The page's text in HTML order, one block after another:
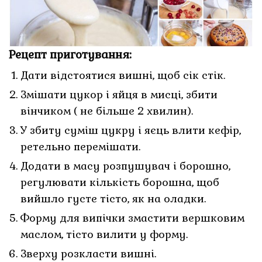
Рецепт приготування:
Дати відстоятися вишні, щоб сік стік.
Змішати цукор і яйця в мисці, збити
вінчиком ( не більше 2 хвилин).
У збиту суміш цукру і яєць влити кефір,
ретельно перемішати.
Додати в масу розпушувач і борошно,
регулювати кількість борошна, щоб
вийшло густе тісто, як на оладки.
Форму для випічки змастити вершковим
маслом, тісто вилити у форму.
Зверху розкласти вишні.